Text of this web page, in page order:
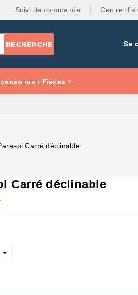
Suivi de commande Centre
RECHERCHE Se
/ Pièces
Carré déclinable
Carré déclinable